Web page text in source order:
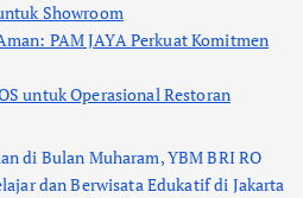
Showroom
PAM JAYA Perkuat Komitmen
untuk Operasional Restoran
di Bulan Muharam, YBM BRI RO
dan Berwisata Edukatif di Jakarta